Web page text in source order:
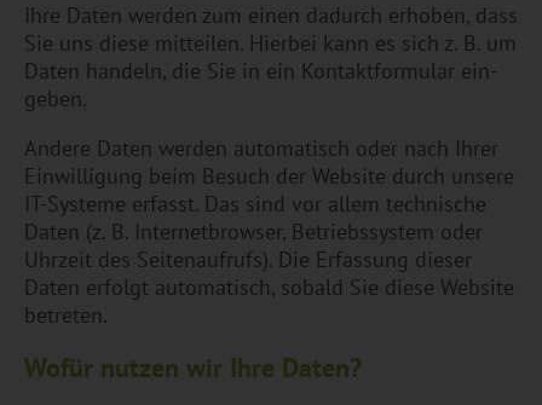
Ihre Daten wer­den zum einen da­durch er­ho­ben, dass
Sie uns diese mit­tei­len. Hier­bei kann es sich z. B. um
Daten han­deln, die Sie in ein Kon­takt­for­mu­lar ein­
ge­ben.
An­de­re Daten wer­den au­to­ma­tisch oder nach Ihrer
Ein­wil­li­gung beim Be­such der Web­site durch un­se­re
IT-Sys­te­me er­fasst. Das sind vor allem tech­ni­sche
Daten (z. B. In­ter­net­brow­ser, Be­triebs­sys­tem oder
Uhr­zeit des Sei­ten­auf­rufs). Die Er­fas­sung die­ser
Daten er­folgt au­to­ma­tisch, so­bald Sie diese Web­site
be­tre­ten.
Wofür nut­zen wir Ihre Daten?